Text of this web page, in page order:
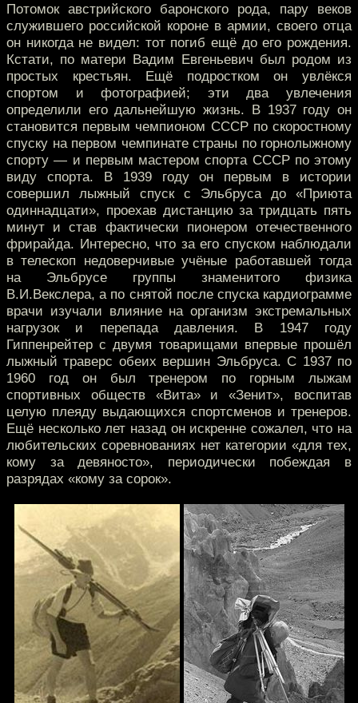
Потомок австрийского баронского рода, пару веков
служившего российской короне в армии, своего отца
он никогда не видел: тот погиб ещё до его рождения.
Кстати, по матери Вадим Евгеньевич был родом из
простых крестьян. Ещё подростком он увлёкся
спортом и фотографией; эти два увлечения
определили его дальнейшую жизнь. В 1937 году он
становится первым чемпионом СССР по скоростному
спуску на первом чемпинате страны по горнолыжному
спорту — и первым мастером спорта СССР по этому
виду спорта. В 1939 году он первым в истории
совершил лыжный спуск с Эльбруса до «Приюта
одиннадцати», проехав дистанцию за тридцать пять
минут и став фактически пионером отечественного
фрирайда. Интересно, что за его спуском наблюдали
в телескоп недоверчивые учёные работавшей тогда
на Эльбрусе группы знаменитого физика
В.И.Векслера, а по снятой после спуска кардиограмме
врачи изучали влияние на организм экстремальных
нагрузок и перепада давления. В 1947 году
Гиппенрейтер с двумя товарищами впервые прошёл
лыжный траверс обеих вершин Эльбруса. С 1937 по
1960 год он был тренером по горным лыжам
спортивных обществ «Вита» и «Зенит», воспитав
целую плеяду выдающихся спортсменов и тренеров.
Ещё несколько лет назад он искренне сожалел, что на
любительских соревнованиях нет категории «для тех,
кому за девяносто», периодически побеждая в
разрядах «кому за сорок».